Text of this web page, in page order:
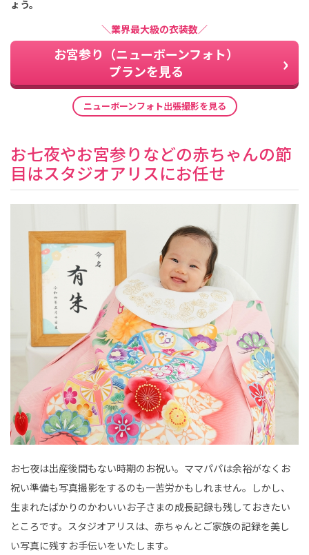
ょう。
＼業界最大級の衣装数／
お宮参り（ニューボーンフォト）
プランを見る
ニューボーンフォト出張撮影を見る
お七夜やお宮参りなどの赤ちゃんの節
目はスタジオアリスにお任せ
お七夜は出産後間もない時期のお祝い。ママパパは余裕がなくお
祝い準備も写真撮影をするのも一苦労かもしれません。しかし、
生まれたばかりのかわいいお子さまの成長記録も残しておきたい
ところです。スタジオアリスは、赤ちゃんとご家族の記録を美し
い写真に残すお手伝いをいたします。